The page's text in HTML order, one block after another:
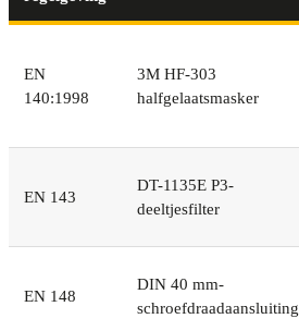
EN
140:1998
3M HF-303
halfgelaatsmasker
EN 143
DT-1135E P3-
deeltjesfilter
EN 148
DIN 40 mm-
schroefdraadaansluiting